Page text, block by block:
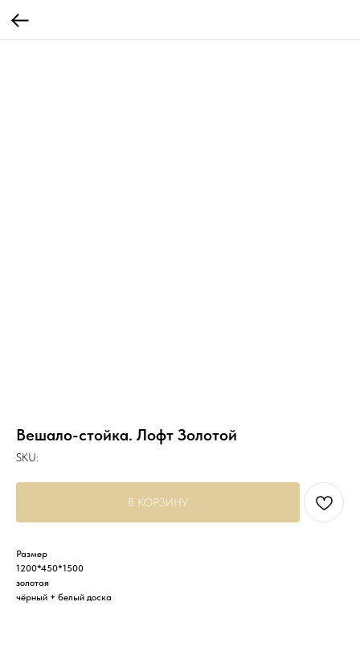
Вешало-стойка. Лофт Золотой
SKU:
В КОРЗИНУ
Размер
1200*450*1500
золотая
чёрный + белый доска